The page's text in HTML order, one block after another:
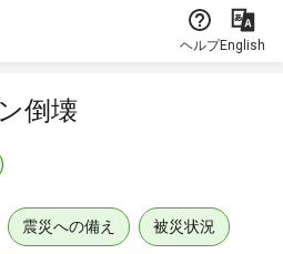
ヘルプEnglish
倒壊
震災への備え 被災状況